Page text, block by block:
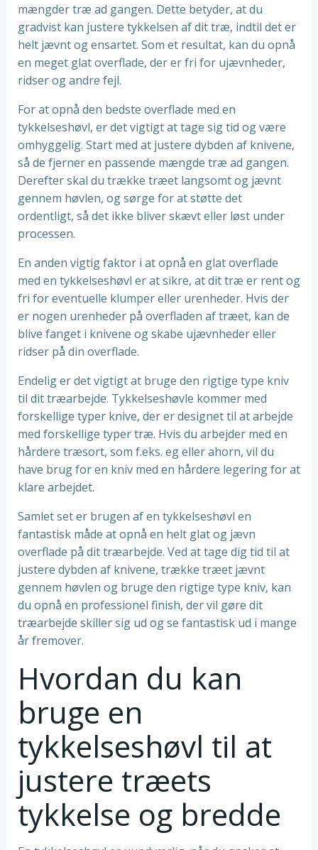
mængder træ ad gangen. Dette betyder, at du
gradvist kan justere tykkelsen af dit træ, indtil det er
helt jævnt og ensartet. Som et resultat, kan du opnå
en meget glat overflade, der er fri for ujævnheder,
ridser og andre fejl.
For at opnå den bedste overflade med en
tykkelseshøvl, er det vigtigt at tage sig tid og være
omhyggelig. Start med at justere dybden af knivene,
så de fjerner en passende mængde træ ad gangen.
Derefter skal du trække træet langsomt og jævnt
gennem høvlen, og sørge for at støtte det
ordentligt, så det ikke bliver skævt eller løst under
processen.
En anden vigtig faktor i at opnå en glat overflade
med en tykkelseshøvl er at sikre, at dit træ er rent og
fri for eventuelle klumper eller urenheder. Hvis der
er nogen urenheder på overfladen af træet, kan de
blive fanget i knivene og skabe ujævnheder eller
ridser på din overflade.
Endelig er det vigtigt at bruge den rigtige type kniv
til dit træarbejde. Tykkelseshøvle kommer med
forskellige typer knive, der er designet til at arbejde
med forskellige typer træ. Hvis du arbejder med en
hårdere træsort, som f.eks. eg eller ahorn, vil du
have brug for en kniv med en hårdere legering for at
klare arbejdet.
Samlet set er brugen af en tykkelseshøvl en
fantastisk måde at opnå en helt glat og jævn
overflade på dit træarbejde. Ved at tage dig tid til at
justere dybden af knivene, trække træet jævnt
gennem høvlen og bruge den rigtige type kniv, kan
du opnå en professionel finish, der vil gøre dit
træarbejde skiller sig ud og se fantastisk ud i mange
år fremover.
Hvordan du kan
bruge en
tykkelseshøvl til at
justere træets
tykkelse og bredde